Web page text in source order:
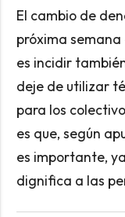
El cambio de
próxima
es incidir
deje de utilizar
para los
es que, según
es importante,
dignifica a las